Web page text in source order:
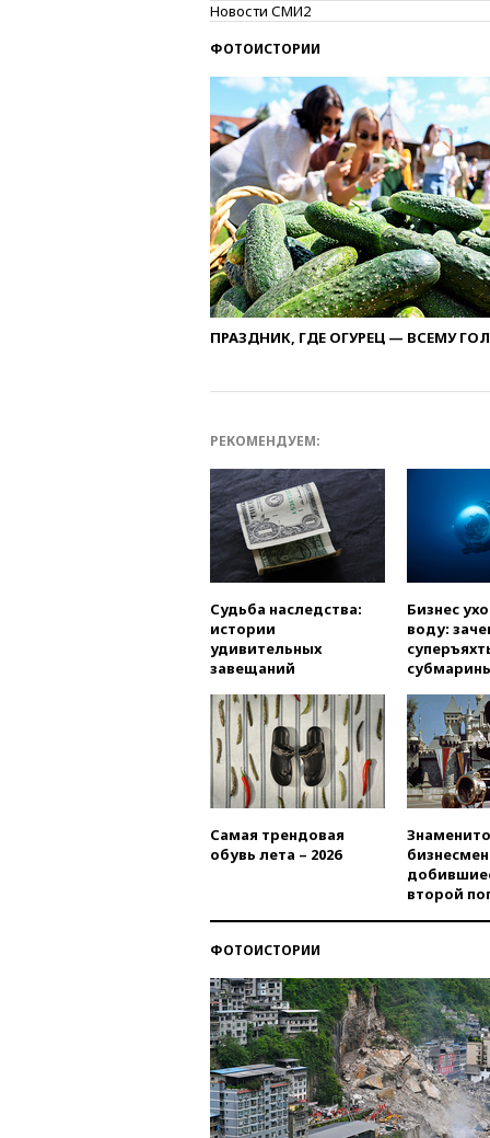
Новости СМИ2
ФОТОИСТОРИИ
ПРАЗДНИК, ГДЕ ОГУРЕЦ — ВСЕМУ
РЕКОМЕНДУЕМ:
Судьба наследства:
истории
удивительных
завещаний
Бизнес
воду:
Самая трендовая
обувь лета – 2026
второй
ФОТОИСТОРИИ